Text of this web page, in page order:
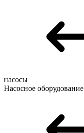
насосы
Насосное оборудование